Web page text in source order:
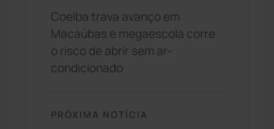
Coelba trava avanço em
Macaúbas e megaescola corre
o risco de abrir sem ar-
condicionado
PRÓXIMA NOTÍCIA